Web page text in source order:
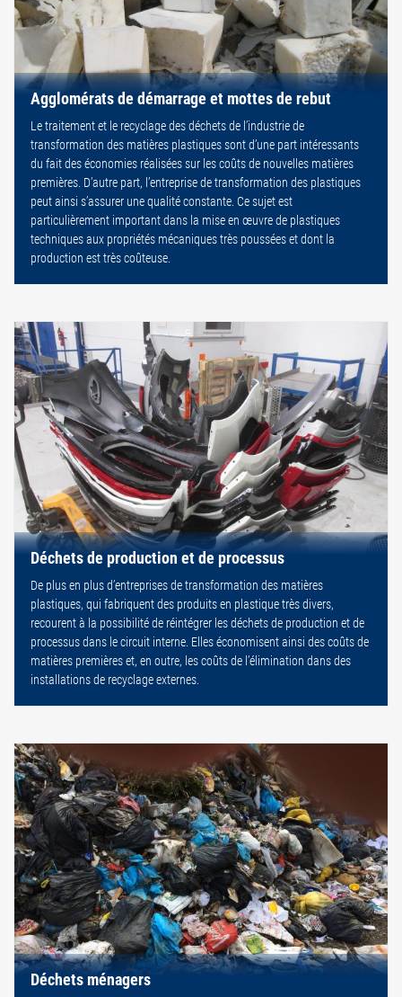
Agglomérats de démarrage et mottes de rebut
Le traitement et le recyclage des déchets de l’industrie de
transformation des matières plastiques sont d’une part intéressants
du fait des économies réalisées sur les coûts de nouvelles matières
premières. D’autre part, l’entreprise de transformation des plastiques
peut ainsi s’assurer une qualité constante. Ce sujet est
particulièrement important dans la mise en œuvre de plastiques
techniques aux propriétés mécaniques très poussées et dont la
production est très coûteuse.
Déchets de production et de processus
De plus en plus d’entreprises de transformation des matières
plastiques, qui fabriquent des produits en plastique très divers,
recourent à la possibilité de réintégrer les déchets de production et de
processus dans le circuit interne. Elles économisent ainsi des coûts de
matières premières et, en outre, les coûts de l’élimination dans des
installations de recyclage externes.
Déchets ménagers